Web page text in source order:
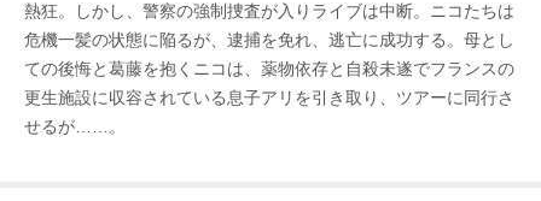
熱狂。しかし、警察の強制捜査が入りライブは中断。ニコたちは
危機一髪の状態に陥るが、逮捕を免れ、逃亡に成功する。母とし
ての後悔と葛藤を抱くニコは、薬物依存と自殺未遂でフランスの
更生施設に収容されている息子アリを引き取り、ツアーに同行さ
せるが……。